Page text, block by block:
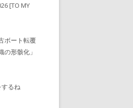
[TO MY
ボート転覆
形骸化」
るね